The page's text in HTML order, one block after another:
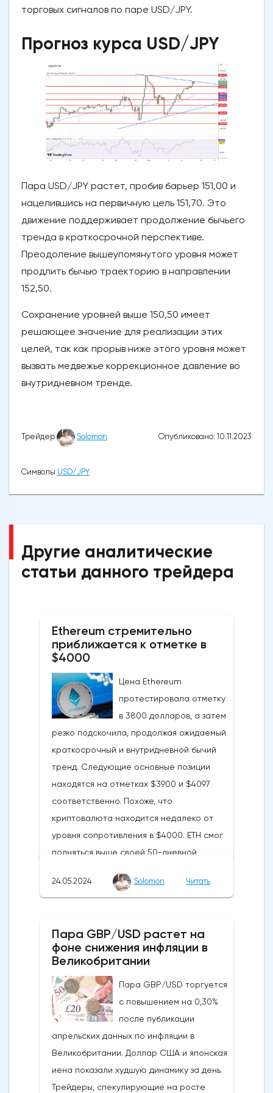
торговых сигналов по паре USD/JPY.
Прогноз курса USD/JPY
Пара USD/JPY растет, пробив барьер 151,00 и
нацелившись на первичную цель 151,70. Это
движение поддерживает продолжение бычьего
тренда в краткосрочной перспективе.
Преодоление вышеупомянутого уровня может
продлить бычью траекторию в направлении
152,50.
Сохранение уровней выше 150,50 имеет
решающее значение для реализации этих
целей, так как прорыв ниже этого уровня может
вызвать медвежье коррекционное давление во
внутридневном тренде.
Трейдер Solomon Опубликовано: 10.11.2023
Символы USD/JPY
Другие аналитические
статьи данного трейдера
Ethereum стремительно
приближается к отметке в
$4000
Цена Ethereum
протестировала отметку
в 3800 долларов, а затем
резко подскочила, продолжая ожидаемый
краткосрочный и внутридневной бычий
тренд. Следующие основные позиции
находятся на отметках $3900 и $4097
соответственно. Похоже, что
криптовалюта находится недалеко от
уровня сопротивления в $4000. ETH смог
подняться выше своей 50-дневной
бычьих колебаний, которые могут развеять
криптовалюты.Курс супер-альткоина не
рос до тех пор, пока за неделю до
21Shares и ARK не утвердили спотовые ETF
на Ethereum. К счастью для Ethereum, в
понедельник, 20 мая, ожидания стали
более оптимистичными, что помогло
криптовалюте вырасти более чем на 20%.
Таким образом, Ethereum преодолел
24.05.2024 Solomon Читать
Пара GBP/USD растет на
фоне снижения инфляции в
Великобритании
Пара GBP/USD торгуется
с повышением на 0,30%
после публикации
апрельских данных по инфляции в
Великобритании. Доллар США и японская
иена показали худшую динамику за день.
Трейдеры, спекулирующие на росте